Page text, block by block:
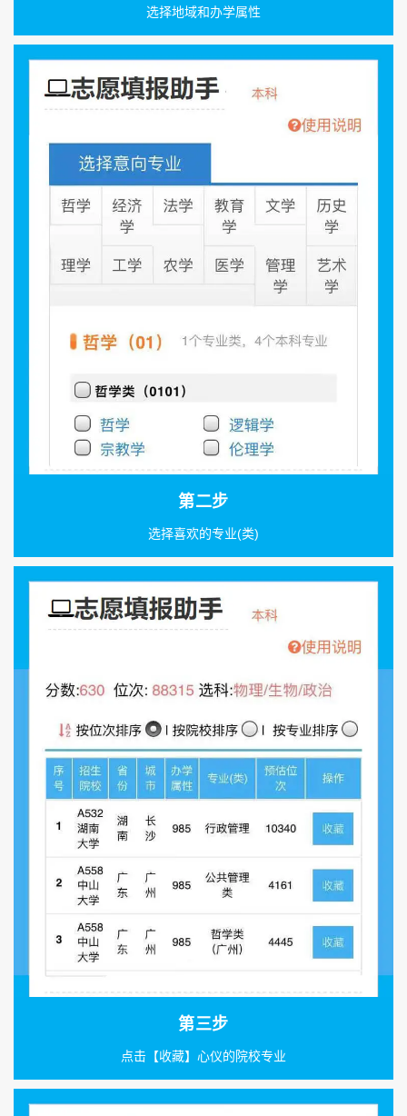
选择地域和办学属性
第二步
选择喜欢的专业(类)
第三步
点击【收藏】心仪的院校专业